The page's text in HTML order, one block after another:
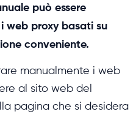
può essere
web proxy basati su
conveniente.
manualmente i web
al sito web del
pagina che si desidera